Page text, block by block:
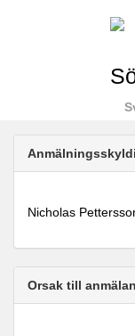
Nicholas
Orsak till anmälan